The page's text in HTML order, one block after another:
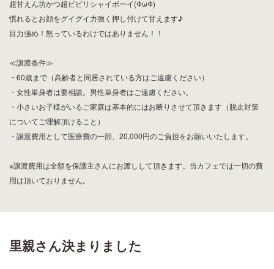
超甘えん坊かつ超ビビリシャイボーイ(ΦωΦ)
慣れるとお顔をグイグイ力強く押し付けて甘えます♪
目力強め！怒っているわけではありません！！
≪譲渡条件≫
・60歳まで（高齢者と同居されている方はご遠慮ください）
・女性単身者は要相談。男性単身者はご遠慮ください。
・小さいお子様がいるご家庭は基本的にはお断りさせて頂きます（脱走対策
についてご理解頂けること）
・譲渡費用として医療費の一部、20,000円のご負担をお願いいたします。
※譲渡費用は全額を保護主さんにお渡しして頂きます。当カフェでは一切の費
用は頂いておりません。
里親さん決まりました